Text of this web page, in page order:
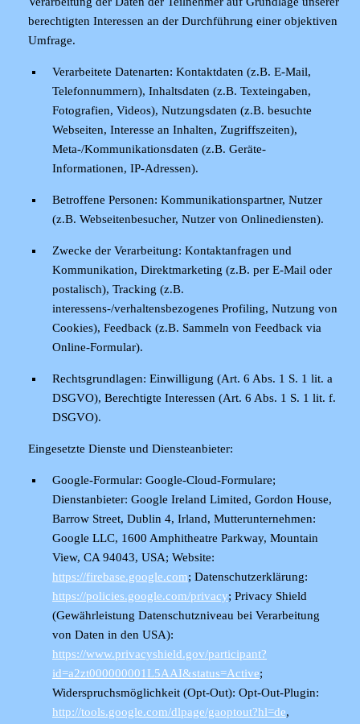
berechtigten Interessen an der Durchführung einer objektiven
Umfrage.
Verarbeitete Datenarten: Kontaktdaten (z.B. E-Mail,
Telefonnummern), Inhaltsdaten (z.B. Texteingaben,
Fotografien, Videos), Nutzungsdaten (z.B. besuchte
Webseiten, Interesse an Inhalten, Zugriffszeiten),
Meta-/Kommunikationsdaten (z.B. Geräte-
Informationen, IP-Adressen).
Betroffene Personen: Kommunikationspartner, Nutzer
(z.B. Webseitenbesucher, Nutzer von Onlinediensten).
Zwecke der Verarbeitung: Kontaktanfragen und
Kommunikation, Direktmarketing (z.B. per E-Mail oder
postalisch), Tracking (z.B.
interessens-/verhaltensbezogenes Profiling, Nutzung von
Cookies), Feedback (z.B. Sammeln von Feedback via
Online-Formular).
Rechtsgrundlagen: Einwilligung (Art. 6 Abs. 1 S. 1 lit. a
DSGVO), Berechtigte Interessen (Art. 6 Abs. 1 S. 1 lit. f.
DSGVO).
Eingesetzte Dienste und Diensteanbieter:
Google-Formular: Google-Cloud-Formulare;
Dienstanbieter: Google Ireland Limited, Gordon House,
Barrow Street, Dublin 4, Irland, Mutterunternehmen:
Google LLC, 1600 Amphitheatre Parkway, Mountain
View, CA 94043, USA; Website:
https://firebase.google.com; Datenschutzerklärung:
https://policies.google.com/privacy; Privacy Shield
(Gewährleistung Datenschutzniveau bei Verarbeitung
von Daten in den USA):
https://www.privacyshield.gov/participant?
id=a2zt000000001L5AAI&status=Active;
Widerspruchsmöglichkeit (Opt-Out): Opt-Out-Plugin:
http://tools.google.com/dlpage/gaoptout?hl=de,